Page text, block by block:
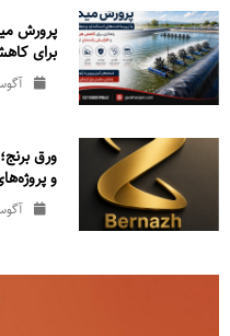
پرورش
برای
آگوست
ورق
و
آگوست